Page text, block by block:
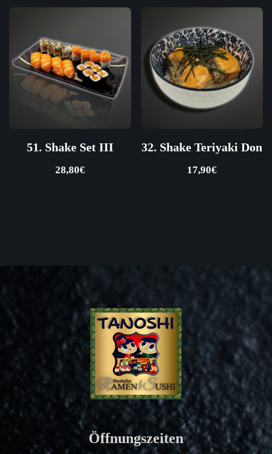
51. Shake Set III
28,80€
32. Shake Teriyaki Don
17,90€
Öffnungszeiten